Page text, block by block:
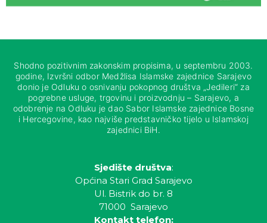
Shodno pozitivnim zakonskim propisima, u septembru 2003.
godine, Izvršni odbor Medžlisa Islamske zajednice Sarajevo
donio je Odluku o osnivanju pokopnog društva „Jedileri“ za
pogrebne usluge, trgovinu i proizvodnju – Sarajevo, a
odobrenje na Odluku je dao Sabor Islamske zajednice Bosne
i Hercegovine, kao najviše predstavničko tijelo u Islamskoj
zajednici BiH.
Sjedište društva:
Općina Stari Grad Sarajevo
Ul. Bistrik do br. 8
71000 Sarajevo
Kontakt telefon: